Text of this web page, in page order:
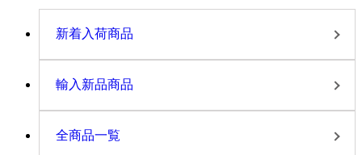
新着入荷商品
輸入新品商品
全商品一覧